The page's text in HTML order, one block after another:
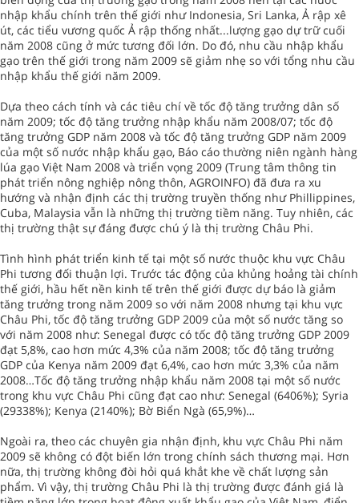
nhập khẩu chính trên thế giới như Indonesia, Sri Lanka, Ả rập xê
út, các tiểu vương quốc Ả rập thống nhất...lượng gạo dự trữ cuối
năm 2008 cũng ở mức tương đối lớn. Do đó, nhu cầu nhập khẩu
gạo trên thế giới trong năm 2009 sẽ giảm nhẹ so với tổng nhu cầu
nhập khẩu thế giới năm 2009.
Dựa theo cách tính và các tiêu chí về tốc độ tăng trưởng dân số
năm 2009; tốc độ tăng trưởng nhập khẩu năm 2008/07; tốc độ
tăng trưởng GDP năm 2008 và tốc độ tăng trưởng GDP năm 2009
của một số nước nhập khẩu gạo, Báo cáo thường niên ngành hàng
lúa gạo Việt Nam 2008 và triển vọng 2009 (Trung tâm thông tin
phát triển nông nghiệp nông thôn, AGROINFO) đã đưa ra xu
hướng và nhận định các thị trường truyền thống như Phillippines,
Cuba, Malaysia vẫn là những thị trường tiềm năng. Tuy nhiên, các
thị trường thật sự đáng được chú ý là thị trường Châu Phi.
Tình hình phát triển kinh tế tại một số nước thuộc khu vực Châu
Phi tương đối thuận lợi. Trước tác động của khủng hoảng tài chính
thế giới, hầu hết nền kinh tế trên thế giới được dự báo là giảm
tăng trưởng trong năm 2009 so với năm 2008 nhưng tại khu vực
Châu Phi, tốc độ tăng trưởng GDP 2009 của một số nước tăng so
với năm 2008 như: Senegal được có tốc độ tăng trưởng GDP 2009
đạt 5,8%, cao hơn mức 4,3% của năm 2008; tốc độ tăng trưởng
GDP của Kenya năm 2009 đạt 6,4%, cao hơn mức 3,3% của năm
2008…Tốc độ tăng trưởng nhập khẩu năm 2008 tại một số nước
trong khu vực Châu Phi cũng đạt cao như: Senegal (6406%); Syria
(29338%); Kenya (2140%); Bờ Biển Ngà (65,9%)…
Ngoài ra, theo các chuyên gia nhận định, khu vực Châu Phi năm
2009 sẽ không có đột biến lớn trong chính sách thương mại. Hơn
nữa, thị trường không đòi hỏi quá khắt khe về chất lượng sản
phẩm. Vì vậy, thị trường Châu Phi là thị trường được đánh giá là